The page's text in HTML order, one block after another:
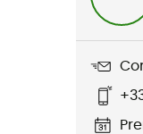
Nom du produit
Quartz Derby Boot
Semelle extérieure